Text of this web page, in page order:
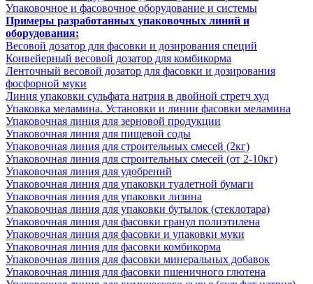
Упаковочное и фасовочное оборудование и системы
Примеры разработанных упаковочных линий и
оборудования:
Весовой дозатор для фасовки и дозирования специй
Конвейерный весовой дозатор для комбикорма
Ленточный весовой дозатор для фасовки и дозирования
фосфорной муки
Линия упаковки сульфата натрия в двойной стретч худ
Упаковка меламина. Установки и линии фасовки меламина
Упаковочная линия для зерновой продукции
Упаковочная линия для пищевой соды
Упаковочная линия для строительных смесей (2кг)
Упаковочная линия для строительных смесей (от 2-10кг)
Упаковочная линия для удобрений
Упаковочная линия для упаковки туалетной бумаги
Упаковочная линия для упаковки лизина
Упаковочная линия для упаковки бутылок (стеклотара)
Упаковочная линия для фасовки гранул полиэтилена
Упаковочная линия для фасовки и упаковки муки
Упаковочная линия для фасовки комбикорма
Упаковочная линия для фасовки минеральных добавок
Упаковочная линия для фасовки пшеничного глютена